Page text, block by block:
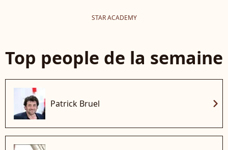
STAR ACADEMY
Top people de la semaine
Patrick Bruel chevron_right